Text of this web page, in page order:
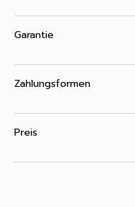
Garantie
Zahlungsformen
Preis